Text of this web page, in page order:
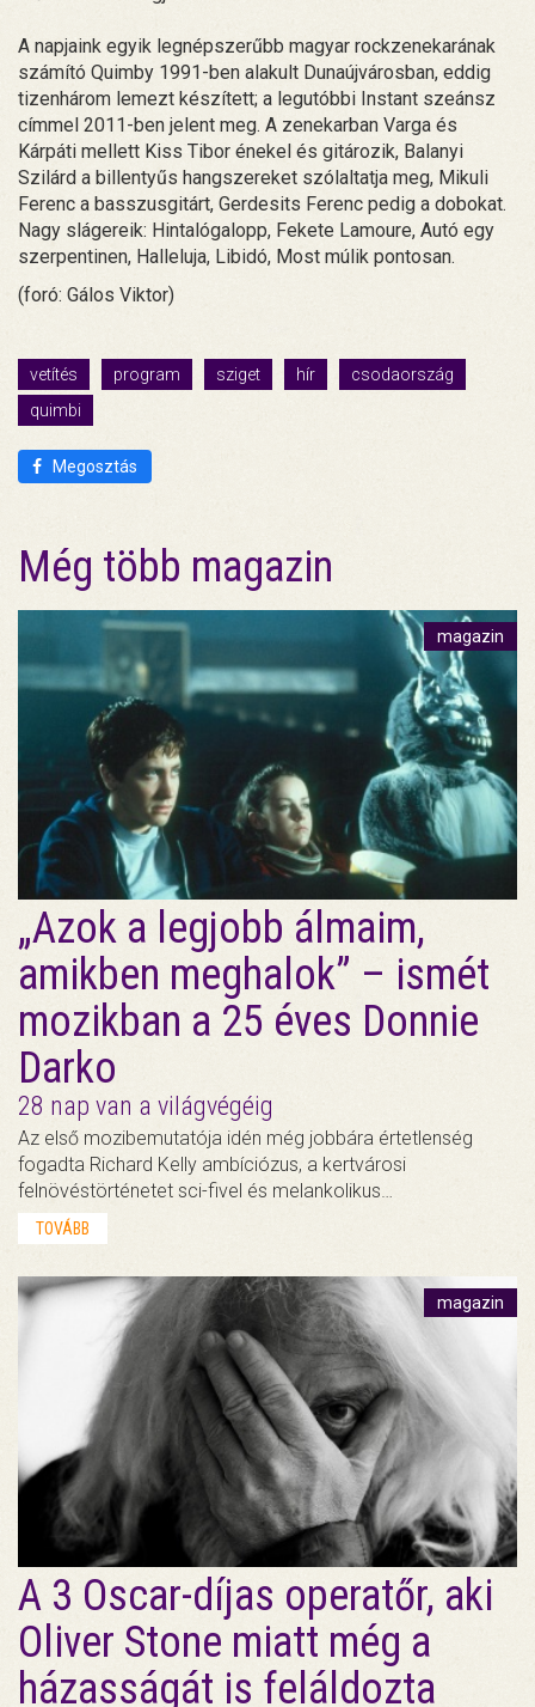
A napjaink egyik legnépszerűbb magyar rockzenekarának
számító Quimby 1991-ben alakult Dunaújvárosban, eddig
tizenhárom lemezt készített; a legutóbbi Instant szeánsz
címmel 2011-ben jelent meg. A zenekarban Varga és
Kárpáti mellett Kiss Tibor énekel és gitározik, Balanyi
Szilárd a billentyűs hangszereket szólaltatja meg, Mikuli
Ferenc a basszusgitárt, Gerdesits Ferenc pedig a dobokat.
Nagy slágereik: Hintalógalopp, Fekete Lamoure, Autó egy
szerpentinen, Halleluja, Libidó, Most múlik pontosan.
(foró: Gálos Viktor)
vetítés program sziget hír
csodaország
quimbi
Megosztás
Még több magazin
magazin
„Azok a legjobb álmaim,
amikben meghalok” – ismét
mozikban a 25 éves Donnie
Darko
28 nap van a világvégéig
Az első mozibemutatója idén még jobbára értetlenség
fogadta Richard Kelly ambíciózus, a kertvárosi
felnövéstörténetet sci-fivel és melankolikus…
TOVÁBB
magazin
A 3 Oscar-díjas operatőr, aki
Oliver Stone miatt még a
házasságát is feláldozta